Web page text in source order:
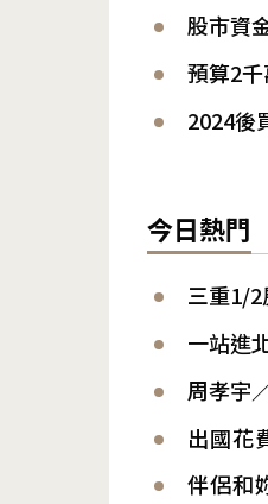
股市資
預算2
2024後
今日熱門
三重1/2
一站進
周孝宇
出國花
伴侶和